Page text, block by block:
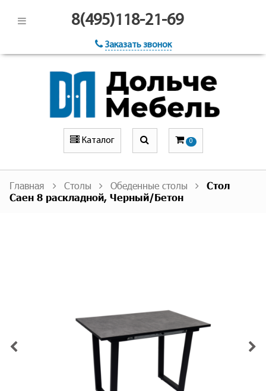
8(495)118-21-69
Заказать звонок
Каталог 0
Главная Столы Обеденные столы
Стол
Саен 8 раскладной, Черный/Бетон